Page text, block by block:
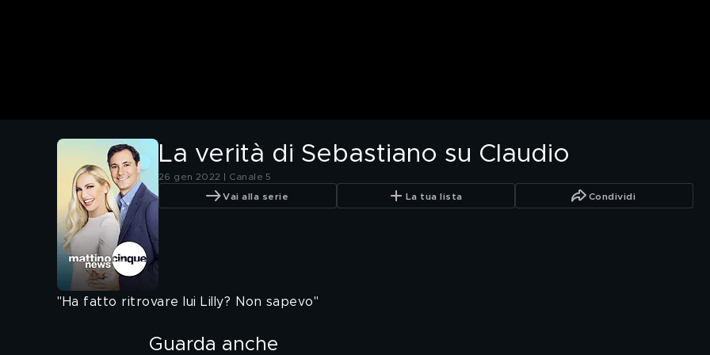
La verità di Sebastiano su Claudio
26 gen 2022 | Canale 5
Vai alla serie La tua lista Condividi
"Ha fatto ritrovare lui Lilly? Non sapevo"
Guarda anche